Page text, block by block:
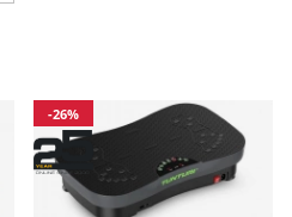
-26%